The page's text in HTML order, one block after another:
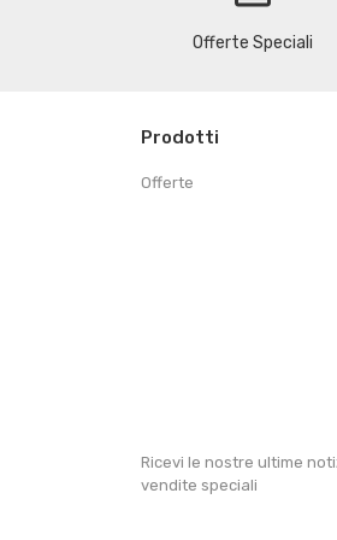
Offerte Speciali
Prodotti
Offerte
Ricevi le nostre ultime
vendite speciali